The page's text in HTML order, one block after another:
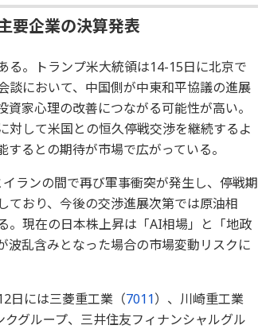
要企業の決算発表
る。トランプ米大統領は14-15日に北京で
談において、中国側が中東和平協議の進展
家心理の改善につながる可能性が高い。
対して米国との恒久停戦交渉を継続するよ
るとの期待が市場で広がっている。
ランの間で再び軍事衝突が発生し、停戦期
ており、今後の交渉進展次第では原油相
。現在の日本株上昇は「AI相場」と「地政
乱含みとなった場合の市場変動リスクに
日には三菱重工業（7011）、川崎重工業
グループ、三井住友フィナンシャルグル